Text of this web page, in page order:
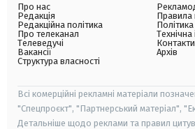
Про нас
Редакція
Редакційна політика
Про телеканал
Телеведучі
Вакансії
Структура власності
Правила
Контакти
Архів
Всі комерційні рекламні матеріали
"Спецпроєкт", "Партнерський матеріал",
Детальніше щодо реклами та правил